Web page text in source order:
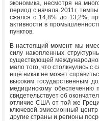
экономика, несмотря на
период с начала 2011г.
сжался с 14,8% до 13,2%,
активности в
пунктов.
В настоящий момент мы
силу накопленных
существующей
мало того, что столкнулись
ещё никак не может
высоким государственным
медицинскому
свидетельствует об
отличие США от той же
ключевой эмиссионный
другие страны и регионы